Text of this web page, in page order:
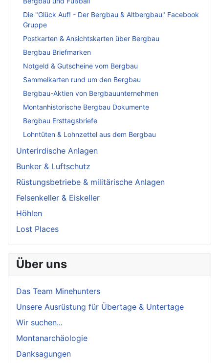
Die "Glück Auf! - Der Bergbau & Altbergbau" Facebook
Gruppe
Postkarten & Ansichtskarten über Bergbau
Bergbau Briefmarken
Notgeld & Gutscheine vom Bergbau
Sammelkarten rund um den Bergbau
Bergbau-Aktien von Bergbauunternehmen
Montanhistorische Bergbau Dokumente
Bergbau Ersttagsbriefe
Lohntüten & Lohnzettel aus dem Bergbau
Unterirdische Anlagen
Bunker & Luftschutz
Rüstungsbetriebe & militärische Anlagen
Felsenkeller & Eiskeller
Höhlen
Lost Places
Über uns
Das Team Minehunters
Unsere Ausrüstung für Übertage & Untertage
Wir suchen...
Montanarchäologie
Danksagungen